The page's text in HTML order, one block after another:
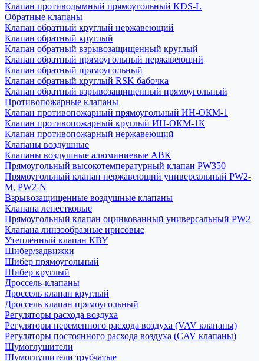
Клапан противодымный прямоугольный KDS-L
Обратные клапаны
Клапан обратный круглый нержавеющий
Клапан обратный круглый
Клапан обратный взрывозащищенный круглый
Клапан обратный прямоугольный нержавеющий
Клапан обратный прямоугольный
Клапан обратный круглый RSK бабочка
Клапан обратный взрывозащищенный прямоугольный
Противопожарные клапаны
Клапан противопожарный прямоугольный ИН-ОКМ-1
Клапан противопожарный круглый ИН-ОКМ-1К
Клапан противопожарный нержавеющий
Клапаны воздушные
Клапаны воздушные алюминиевые АВК
Прямоугольный высокотемпературный клапан PW350
Прямоугольный клапан нержавеющий универсальный PW2-
M, PW2-N
Взрывозащищенные воздушные клапаны
Клапана лепестковые
Прямоугольный клапан оцинкованный универсальный PW2
Клапана линзообразные ирисовые
Утеплённый клапан КВУ
Шибер/задвижки
Шибер прямоугольный
Шибер круглый
Дроссель-клапаны
Дроссель клапан круглый
Дроссель клапан прямоугольный
Регуляторы расхода воздуха
Регуляторы переменного расхода воздуха (VAV клапаны)
Регуляторы постоянного расхода воздуха (CAV клапаны)
Шумоглушители
Шумоглушители трубчатые